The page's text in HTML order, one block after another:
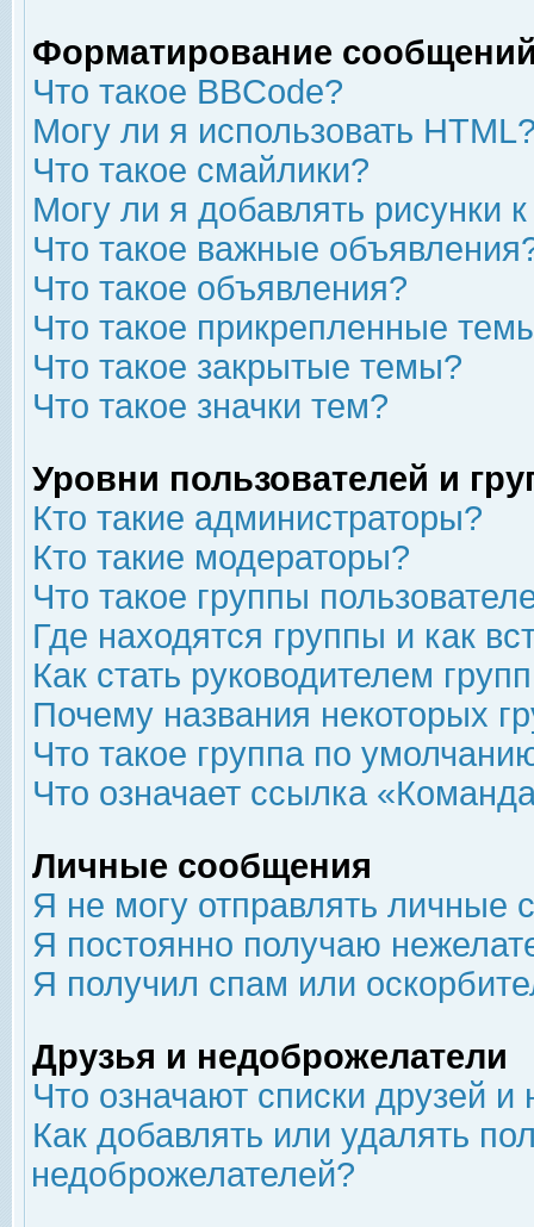
Форматирование
Что такое BBCode?
Могу ли я использовать
Что такое смайлики?
Могу ли я добавлять рисунки
Что такое важные
Что такое объявления?
Что такое прикрепленные
Что такое закрытые темы?
Что такое значки тем?
Уровни пользователей и
Кто такие администраторы?
Кто такие модераторы?
Что такое группы
Где находятся группы и как
Как стать руководителем
Почему названия некоторых
Что такое группа по
Что означает ссылка
Личные сообщения
Я не могу отправлять личные
Я постоянно получаю
Я получил спам или
Друзья и недоброжелатели
Что означают списки друзей
Как добавлять или удалять
недоброжелателей?